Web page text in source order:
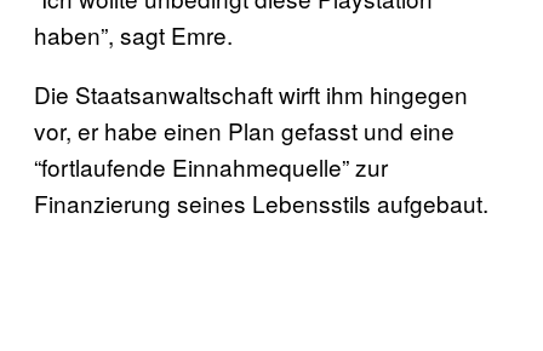
haben”, sagt Emre.
Die Staatsanwaltschaft wirft ihm hingegen
vor, er habe einen Plan gefasst und eine
“fortlaufende Einnahmequelle” zur
Finanzierung seines Lebensstils aufgebaut.